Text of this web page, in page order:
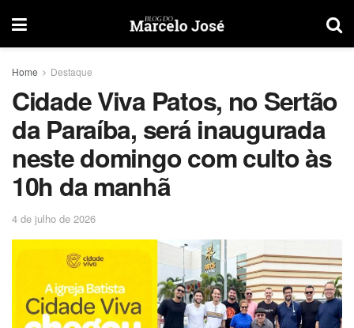
Home Destaque
Cidade Viva Patos, no Sertão
da Paraíba, será inaugurada
neste domingo com culto às
10h da manhã
4 de julho de 2026